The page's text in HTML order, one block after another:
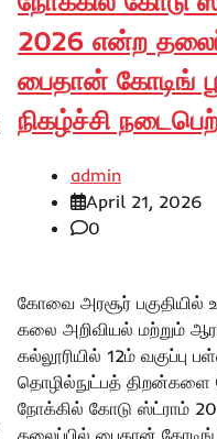
2026 என்ற
பைதான் கோடிங்
நிகழ்ச்சி
admin
April 21, 2026
0
கோவை அரசூர் பகுதியில்
கலை அறிவியல் மற்றும்
கல்லூரியில் 12ம் வகுப்பு
தொழில்நுட்பத் திறன்களை
நோக்கில் கோடு ஸ்ட்ராம்
தலைப்பில் பைதான்